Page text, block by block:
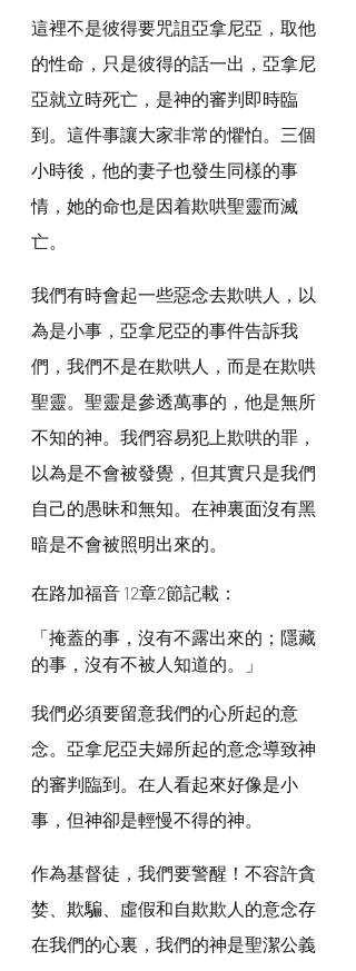
這裡不是彼得要咒詛亞拿尼亞，取他
的性命，只是彼得的話一出，亞拿尼
亞就立時死亡，是神的審判即時臨
到。這件事讓大家非常的懼怕。三個
小時後，他的妻子也發生同樣的事
情，她的命也是因着欺哄聖靈而滅
亡。
我們有時會起一些惡念去欺哄人，以
為是小事，亞拿尼亞的事件告訴我
們，我們不是在欺哄人，而是在欺哄
聖靈。聖靈是參透萬事的，他是無所
不知的神。我們容易犯上欺哄的罪，
以為是不會被發覺，但其實只是我們
自己的愚昧和無知。在神裏面沒有黑
暗是不會被照明出來的。
在路加福音 12章2節記載：
「掩蓋的事，沒有不露出來的；隱藏
的事，沒有不被人知道的。」
我們必須要留意我們的心所起的意
念。亞拿尼亞夫婦所起的意念導致神
的審判臨到。在人看起來好像是小
事，但神卻是輕慢不得的神。
作為基督徒，我們要警醒！不容許貪
婪、欺騙、虛假和自欺欺人的意念存
在我們的心裏，我們的神是聖潔公義